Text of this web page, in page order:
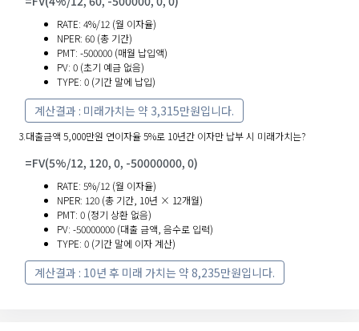
RATE: 4%/12 (월 이자율)
NPER: 60 (총 기간)
PMT: -500000 (매월 납입액)
PV: 0 (초기 예금 없음)
TYPE: 0 (기간 말에 납입)
계산결과 : 미래가치는 약 3,315만원입니다.
3.대출금액 5,000만원 연이자율 5%로 10년간 이자만 납부 시 미래가치는?
=FV(5%/12, 120, 0, -50000000, 0)
RATE: 5%/12 (월 이자율)
NPER: 120 (총 기간, 10년 × 12개월)
PMT: 0 (정기 상환 없음)
PV: -50000000 (대출 금액, 음수로 입력)
TYPE: 0 (기간 말에 이자 계산)
계산결과 : 10년 후 미래 가치는 약 8,235만원입니다.